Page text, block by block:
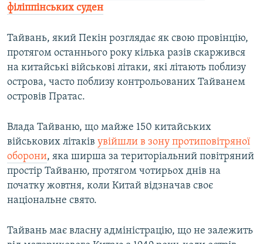
філіппінських суден
Тайвань, який Пекін розглядає як свою провінцію,
протягом останнього року кілька разів скаржився
на китайські військові літаки, які літають поблизу
острова, часто поблизу контрольованих Тайванем
островів Пратас.
Влада Тайваню, що майже 150 китайських
військових літаків увійшли в зону протиповітряної
оборони, яка ширша за територіальний повітряний
простір Тайваню, протягом чотирьох днів на
початку жовтня, коли Китай відзначав своє
національне свято.
Тайвань має власну адміністрацію, що не залежить